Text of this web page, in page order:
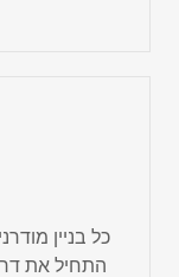
כל בניין
התחיל את